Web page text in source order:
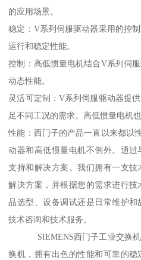
的应用场景。
稳定：V系列伺服驱动器采用的控
运行和稳定性能。
控制：高低惯量电机结合V系列伺
动态性能。
灵活可定制：V系列伺服驱动器提
足不同工况的需求。高低惯量电机
性能：西门子的产品一直以来都以
动器和高低惯量电机不例外。通
支持和解决方案。我们拥有一支
解决方案，并根据您的需求进行
品选型、设备调试还是日常维护
技术咨询和技术服务。
SIEMENS西门子工业交换机
换机，拥有出色的性能和可靠的